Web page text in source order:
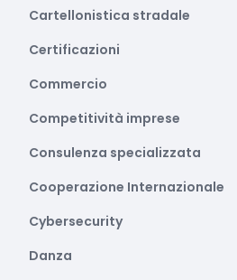
Cartellonistica stradale
Certificazioni
Commercio
Competitività imprese
Consulenza specializzata
Cooperazione Internazionale
Cybersecurity
Danza